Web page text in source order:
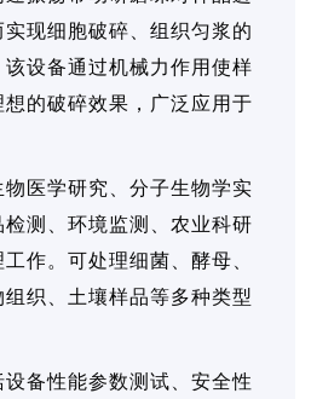
现细胞破碎、组织匀浆的
设备通过机械力作用使样
的破碎效果，广泛应用于
医学研究、分子生物学实
测、环境监测、农业科研
作。可处理细菌、酵母、
织、土壤样品等多种类型
备性能参数测试、安全性